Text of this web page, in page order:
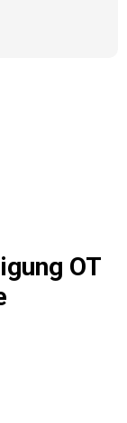
OT